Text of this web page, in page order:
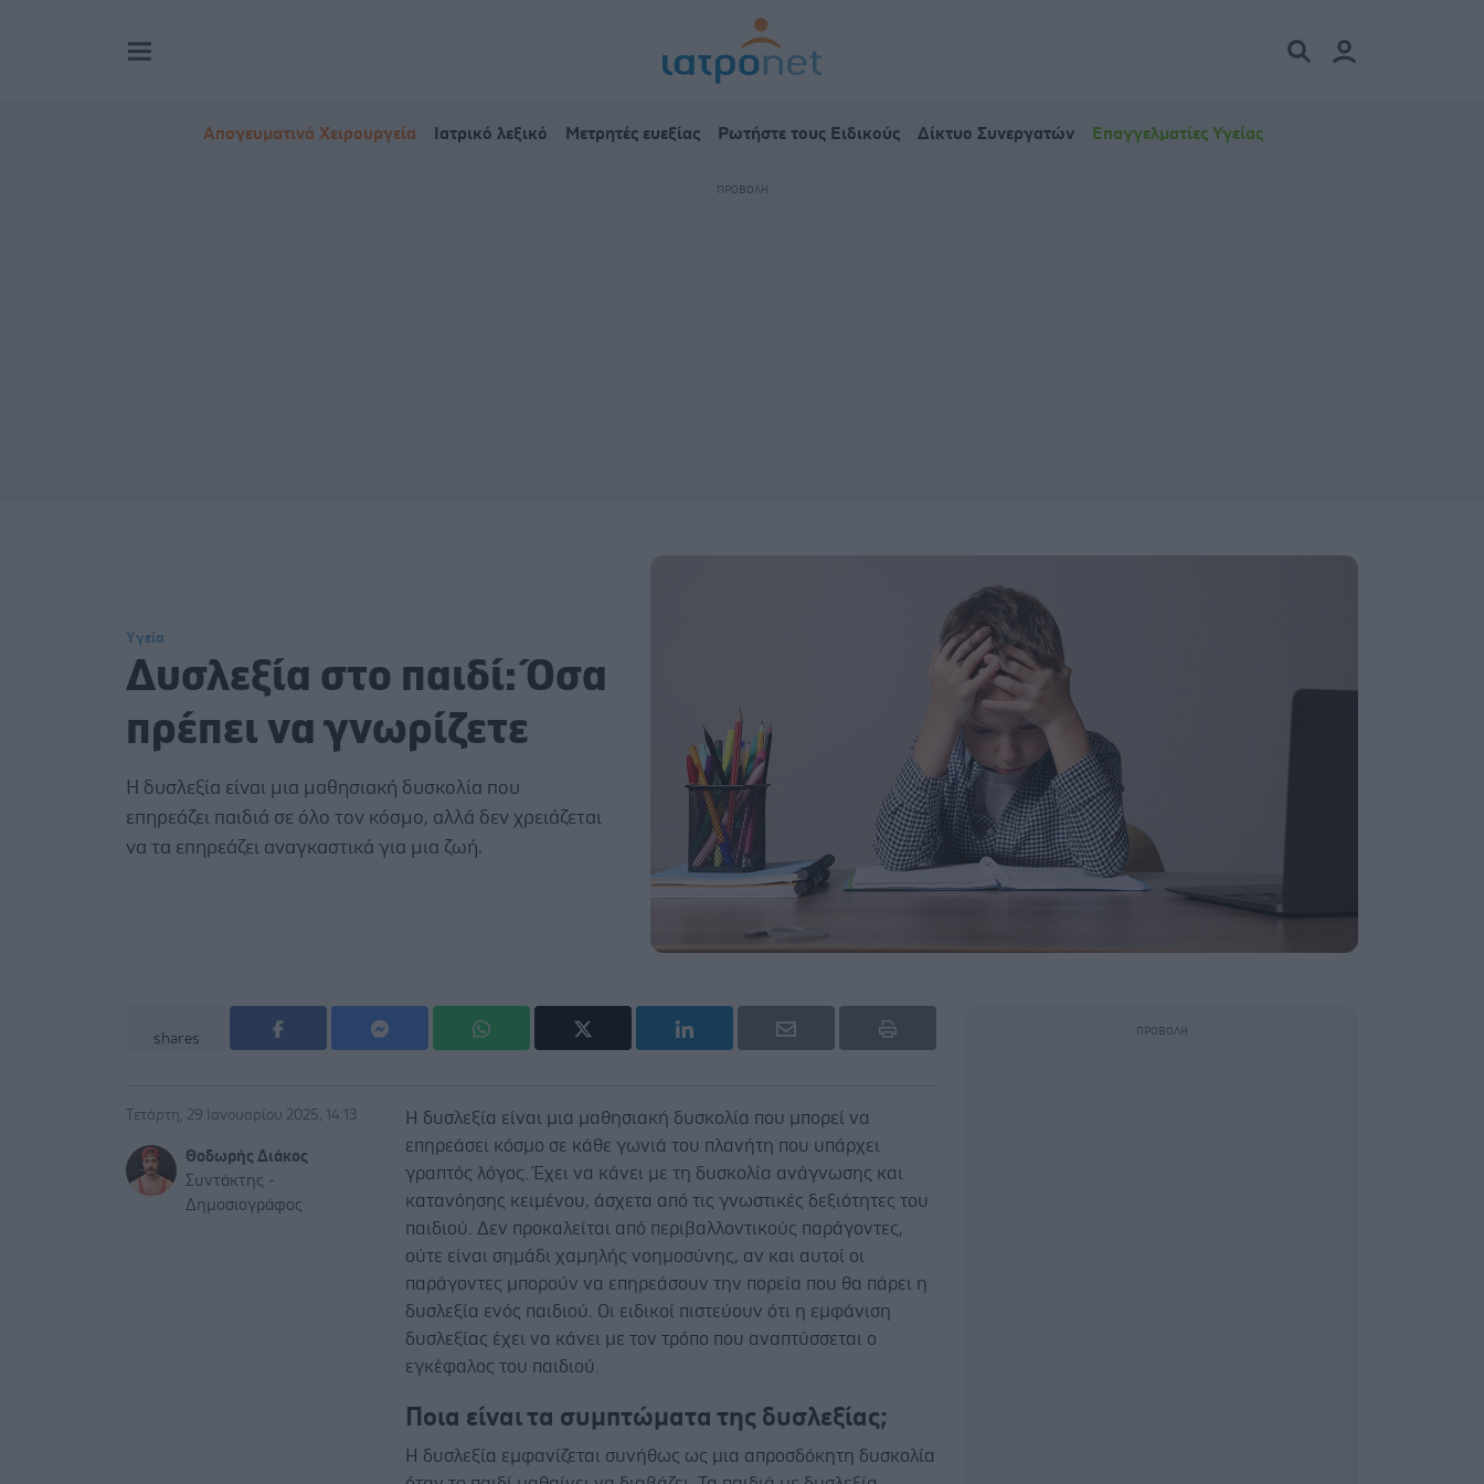
Απογευματινά Χειρουργεία Ιατρικό λεξικό Μετρητές ευεξίας Ρωτήστε τους Ειδικούς Δίκτυο Συνεργατών Επαγγελματίες Υγείας
Υγεία
Δυσλεξία στο παιδί: Όσα
πρέπει να γνωρίζετε
Η δυσλεξία είναι μια μαθησιακή δυσκολία που
επηρεάζει παιδιά σε όλο τον κόσμο, αλλά δεν χρειάζεται
να τα επηρεάζει αναγκαστικά για μια ζωή.
shares
Τετάρτη, 29 Ιανουαρίου 2025, 14:13
Θοδωρής Διάκος
Συντάκτης -
Δημοσιογράφος
Η δυσλεξία είναι μια μαθησιακή δυσκολία που μπορεί να
επηρεάσει κόσμο σε κάθε γωνιά του πλανήτη που υπάρχει
γραπτός λόγος. Έχει να κάνει με τη δυσκολία ανάγνωσης και
κατανόησης κειμένου, άσχετα από τις γνωστικές δεξιότητες του
παιδιού. Δεν προκαλείται από περιβαλλοντικούς παράγοντες,
ούτε είναι σημάδι χαμηλής νοημοσύνης, αν και αυτοί οι
παράγοντες μπορούν να επηρεάσουν την πορεία που θα πάρει η
δυσλεξία ενός παιδιού. Οι ειδικοί πιστεύουν ότι η εμφάνιση
δυσλεξίας έχει να κάνει με τον τρόπο που αναπτύσσεται ο
εγκέφαλος του παιδιού.
Ποια είναι τα συμπτώματα της δυσλεξίας;
Η δυσλεξία εμφανίζεται συνήθως ως μια απροσδόκητη δυσκολία